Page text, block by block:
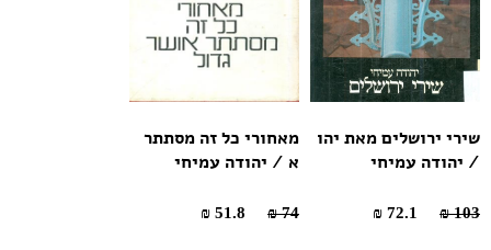
שירי ירושלים מאת יהו
/ יהודה עמיחי
103 ₪
מאחורי כל זה מסתתר
א / יהודה עמיחי
74 ₪